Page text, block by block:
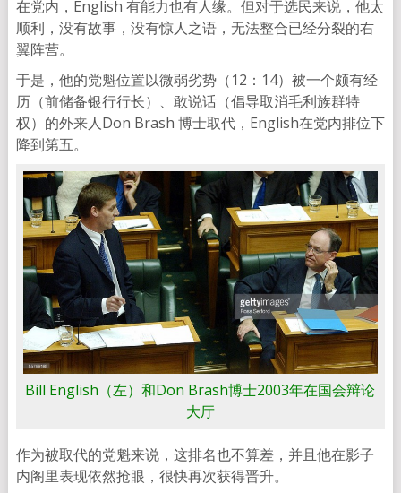
在党内，English 有能力也有人缘。但对于选民来说，他太
顺利，没有故事，没有惊人之语，无法整合已经分裂的右
翼阵营。
于是，他的党魁位置以微弱劣势（12：14）被一个颇有经
历（前储备银行行长）、敢说话（倡导取消毛利族群特
权）的外来人Don Brash 博士取代，English在党内排位下
降到第五。
Bill English（左）和Don Brash博士2003年在国会辩论
大厅
作为被取代的党魁来说，这排名也不算差，并且他在影子
内阁里表现依然抢眼，很快再次获得晋升。